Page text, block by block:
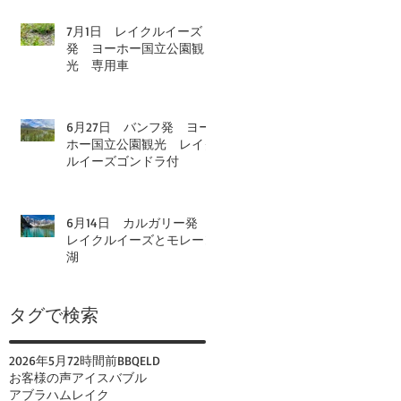
7月1日 レイクルイーズ
発 ヨーホー国立公園観
光 専用車
6月27日 バンフ発 ヨー
ホー国立公園観光 レイク
ルイーズゴンドラ付
6月14日 カルガリー発
レイクルイーズとモレーン
湖
タグで検索
2026年5月72時間前BBQELD
お客様の声アイスバブル
アブラハムレイク